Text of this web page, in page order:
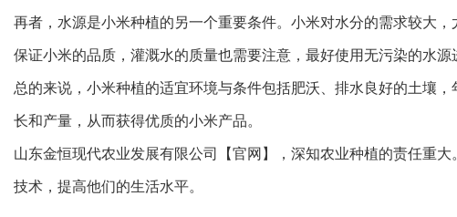
再者，水源是小米种植的另一个重要条件。小米对水分的需求较大
保证小米的品质，灌溉水的质量也需要注意，最好使用无污染的水源
总的来说，小米种植的适宜环境与条件包括肥沃、排水良好的土壤
长和产量，从而获得优质的小米产品。
山东金恒现代农业发展有限公司【官网】
，深知农业种植的责任重
技术，提高他们的生活水平。